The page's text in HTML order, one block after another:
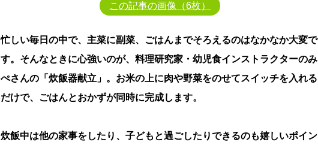
この記事の画像（6枚）
忙しい毎日の中で、主菜に副菜、ごはんまでそろえるのはなかなか大変で
す。そんなときに心強いのが、料理研究家・幼児食インストラクターのみ
ぺさんの「炊飯器献立」。お米の上に肉や野菜をのせてスイッチを入れる
だけで、ごはんとおかずが同時に完成します。
炊飯中は他の家事をしたり、子どもと過ごしたりできるのも嬉しいポイン